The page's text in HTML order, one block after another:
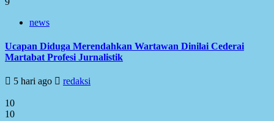
news
Ucapan Diduga Merendahkan Wartawan Dinilai Cederai
Martabat Profesi Jurnalistik
5 hari ago redaksi
10
10